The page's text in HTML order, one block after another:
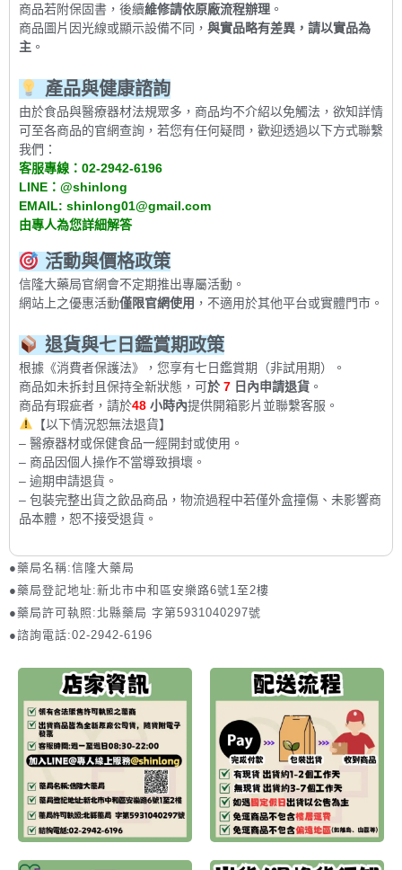
商品若附保固書，後續維修請依原廠流程辦理 。
商品圖片因光線或顯示設備不同， 與實品略有差異，請以實品為
主 。
產品與健康諮詢
由於食品與醫療器材法規眾多，商品均不介紹以免觸法，欲知詳情
可至各商品的官網查詢，若您有任何疑問，歡迎透過以下方式聯繫
我們：
客服專線： 02-2942-6196
LINE ： @shinlong
EMAIL: shinlong01@gmail.com
由專人為您詳細解答
活動與價格政策
信隆大藥局官網會不定期推出專屬活動。
網站上之優惠活動僅限官網使用 ，不適用於其他平台或實體門市。
退貨與七日鑑賞期政策
根據《消費者保護法》，您享有七日鑑賞期（非試用期）。
商品如未拆封且保持全新狀態，可於 7 日內申請退貨 。
商品有瑕疵者，請於48 小時內提供開箱影片並聯繫客服。
【以下情況恕無法退貨】
– 醫療器材或保健食品一經開封或使用。
– 商品因個人操作不當導致損壞。
– 逾期申請退貨。
– 包裝完整出貨之飲品商品，物流過程中若僅外盒撞傷、未影響商
品本體，恕不接受退貨。
●藥局名稱:信隆大藥局
●藥局登記地址:新北市中和區安樂路6號1至2樓
●藥局許可執照:北縣藥局 字第5931040297號
●諮詢電話:02-2942-6196